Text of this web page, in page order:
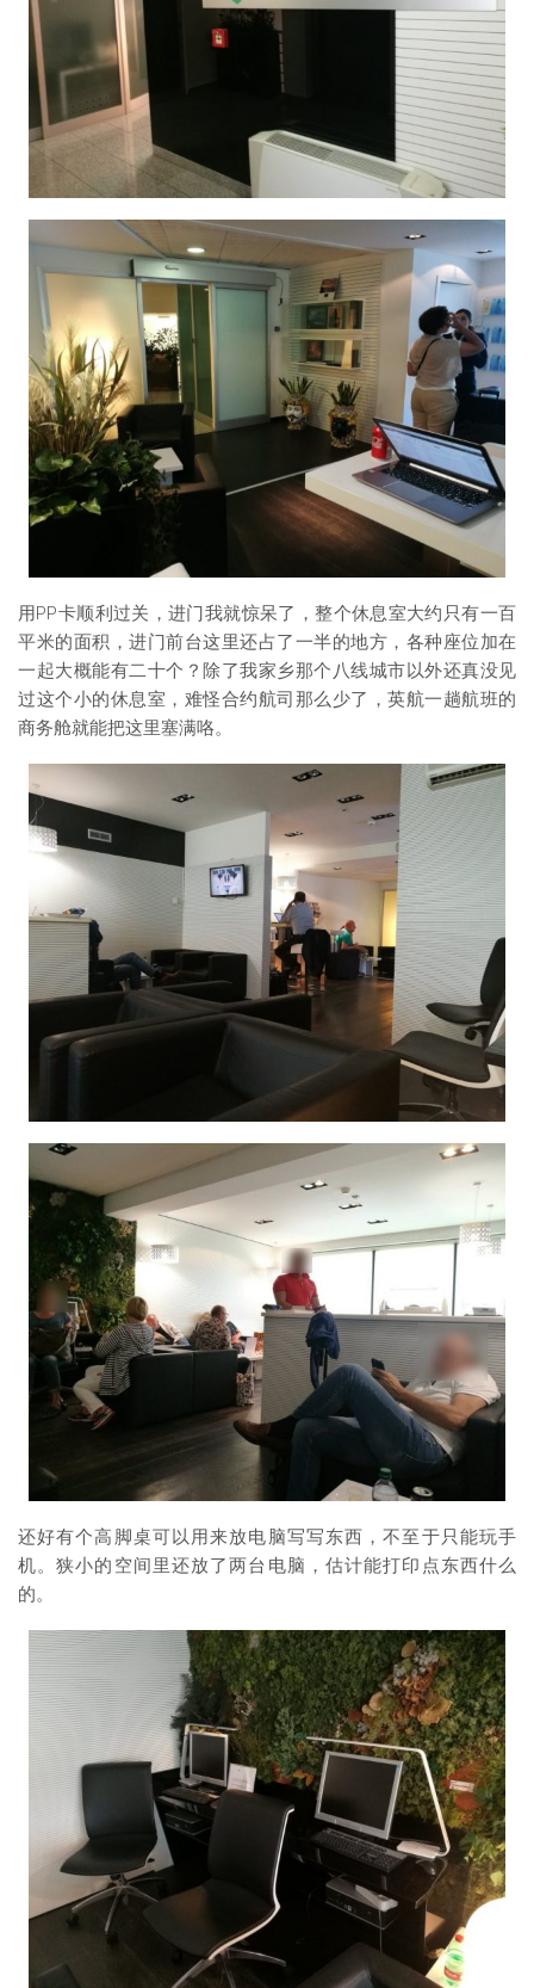
用PP卡顺利过关，进门我就惊呆了，整个休息室大约只有一百
平米的面积，进门前台这里还占了一半的地方，各种座位加在
一起大概能有二十个？除了我家乡那个八线城市以外还真没见
过这个小的休息室，难怪合约航司那么少了，英航一趟航班的
商务舱就能把这里塞满咯。
还好有个高脚桌可以用来放电脑写写东西，不至于只能玩手
机。狭小的空间里还放了两台电脑，估计能打印点东西什么
的。